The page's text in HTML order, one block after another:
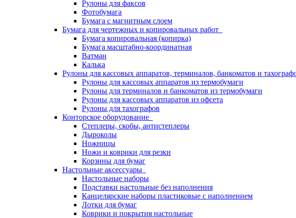
Рулоны для факсов
Фотобумага
Бумага с магнитным слоем
Бумага для чертежных и копировальных работ
Бумага копировальная (копирка)
Бумага масштабно-координатная
Ватман
Калька
Рулоны для кассовых аппаратов, терминалов, банкоматов и
Рулоны для кассовых аппаратов из термобумаги
Рулоны для терминалов и банкоматов из термобумаги
Рулоны для кассовых аппаратов из офсета
Рулоны для тахографов
Конторское оборудование
Степлеры, скобы, антистеплеры
Дыроколы
Ножницы
Ножи и коврики для резки
Корзины для бумаг
Настольные аксессуары
Настольные наборы
Подставки настольные без наполнения
Канцелярские наборы пластиковые с наполнением
Лотки для бумаг
Коврики и покрытия настольные